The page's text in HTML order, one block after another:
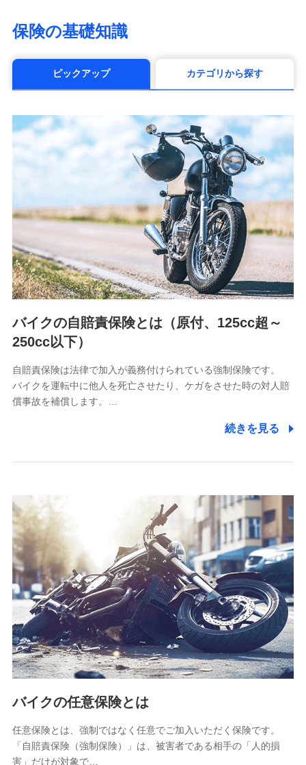
第一ネオ生命保険株式会社
（https://neofirst.co.jp/）
life.co.jp）
太陽生命保険株式会社（https://www.taiyo-
（https://www.zurichlife.co.jp/）
東京海上日動あんしん生命保険株式会社
（https://www.tmn-anshin.co.jp/）
なないろ生命保険株式会社
（https://www.nanairolife.co.jp/）
日本生命保険相互会社
（https://www.nissay.co.jp）
はなさく生命保険株式会社
（https://www.life8739.co.jp/）
マニュライフ生命保険株式会社
（https://www.manulife.co.jp/）
三井住友海上あいおい生命保険株式会社
メットライフ生命株式会社
(https://www.metlife.co.jp/)
メディケア生命保険株式会社
（https://www.medicarelife.com/）
■少額短期保険
SBIリスタ少額短期保険会社
(https://www.jishin.co.jp/)
スマートプラス少額短期保険株式会社
（https://www.smartplus-insurance.com/）
チューリッヒ少額短期保険株式会社
(https://www.zurichssi.co.jp/)
Tokio Marine X少額短期保険株式会社
(https://www.tokiomarine-x.co.jp/)
ペットメディカルサポート株式会社
(https://pshoken.co.jp/)
リトルファミリー少額短期保険株式会社
(https://www.littlefamily-ssi.com/)
2.共同募集を行う代理店から受領する個人情報
郵便、電話、およびＥメール等により、当社と取引のあるも
しくは委託を受けている保険会社・提携会社の保険その他に
関する情報を提供し、金融商品等の契約を勧奨するため、ま
た維持管理等の委託業務遂行のため、またそれらに付帯、関
保険の基礎知識
ピックアップ カテゴリから探す
バイクの自賠責保険とは（原付、125cc超～
250cc以下）
自賠責保険は法律で加入が義務付けられている強制保険です。
バイクを運転中に他人を死亡させたり、ケガをさせた時の対人賠
償事故を補償します。…
続きを見る
バイクの任意保険とは
任意保険とは、強制ではなく任意でご加入いただく保険です。
「自賠責保険（強制保険）」は、被害者である相手の「人的損
害」だけが対象で…